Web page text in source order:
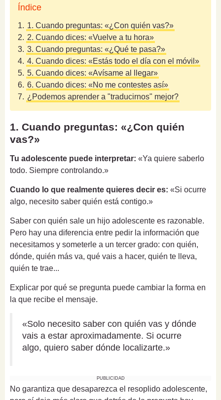
Índice
1. 1. Cuando preguntas: «¿Con quién vas?»
2. 2. Cuando dices: «Vuelve a tu hora»
3. 3. Cuando preguntas: «¿Qué te pasa?»
4. 4. Cuando dices: «Estás todo el día con el móvil»
5. 5. Cuando dices: «Avísame al llegar»
6. 6. Cuando dices: «No me contestes así»
7. ¿Podemos aprender a "traducirnos" mejor?
1. Cuando preguntas: «¿Con quién
vas?»
Tu adolescente puede interpretar: «Ya quiere saberlo
todo. Siempre controlando.»
Cuando lo que realmente quieres decir es: «Si ocurre
algo, necesito saber quién está contigo.»
Saber con quién sale un hijo adolescente es razonable.
Pero hay una diferencia entre pedir la información que
necesitamos y someterle a un tercer grado: con quién,
dónde, quién más va, qué vais a hacer, quién te lleva,
quién te trae...
Explicar por qué se pregunta puede cambiar la forma en
la que recibe el mensaje.
«Solo necesito saber con quién vas y dónde
vais a estar aproximadamente. Si ocurre
algo, quiero saber dónde localizarte.»
PUBLICIDAD
No garantiza que desaparezca el resoplido adolescente,